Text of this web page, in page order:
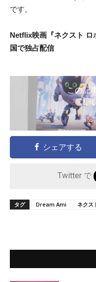
です。
Netflix映画『ネクスト ロ
国で独占配信
この記
い
シェアする
Twitter で
タグ Dream Ami ネクス